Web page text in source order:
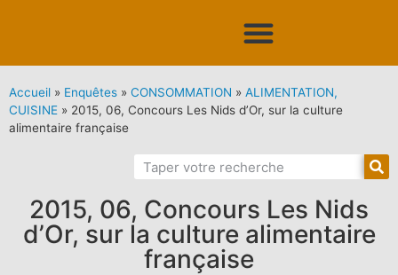
Accueil » Enquêtes » CONSOMMATION » ALIMENTATION,
CUISINE » 2015, 06, Concours Les Nids d’Or, sur la culture
alimentaire française
2015, 06, Concours Les Nids
d’Or, sur la culture alimentaire
française